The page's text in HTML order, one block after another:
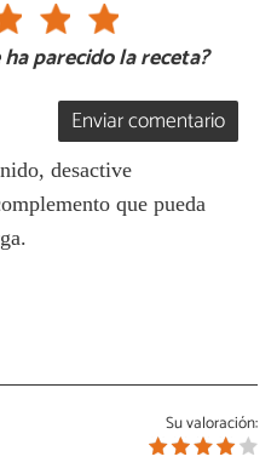
parecido la receta?
Enviar comentario
desactive
que pueda
Su valoración: